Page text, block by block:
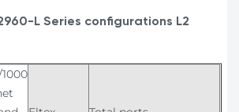
L Series configurations L2
1000